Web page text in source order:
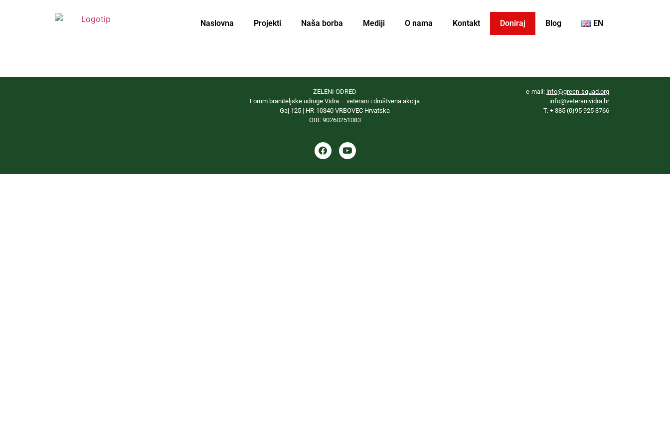
Naslovna Projekti Naša borba Mediji O nama Kontakt Doniraj Blog EN
ZELENI ODRED
Forum braniteljske udruge Vidra – veterani i društvena akcija
Gaj 125 | HR-10340 VRBOVEC Hrvatska
OIB: 90260251083
e-mail: info@green-squad.org
info@veteranividra.hr
T. + 385 (0)95 925 3766